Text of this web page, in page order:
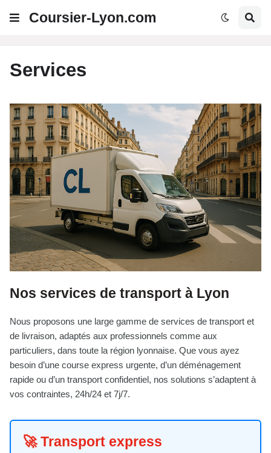
Coursier-Lyon.com
Services
Nos services de transport à Lyon
Nous proposons une large gamme de services de transport et
de livraison, adaptés aux professionnels comme aux
particuliers, dans toute la région lyonnaise. Que vous ayez
besoin d’une course express urgente, d’un déménagement
rapide ou d’un transport confidentiel, nos solutions s’adaptent à
vos contraintes, 24h/24 et 7j/7.
🚀 Transport express